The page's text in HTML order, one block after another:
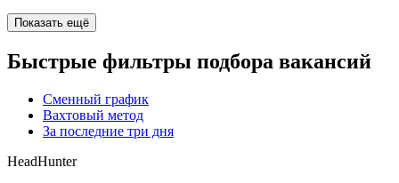
Показать ещё
Быстрые фильтры подбора вакансий
Сменный график
Вахтовый метод
За последние три дня
HeadHunter